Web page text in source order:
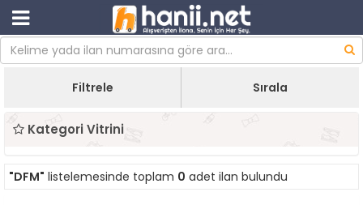
Filtrele Sırala
Kategori Vitrini
"DFM" listelemesinde toplam 0 adet ilan bulundu